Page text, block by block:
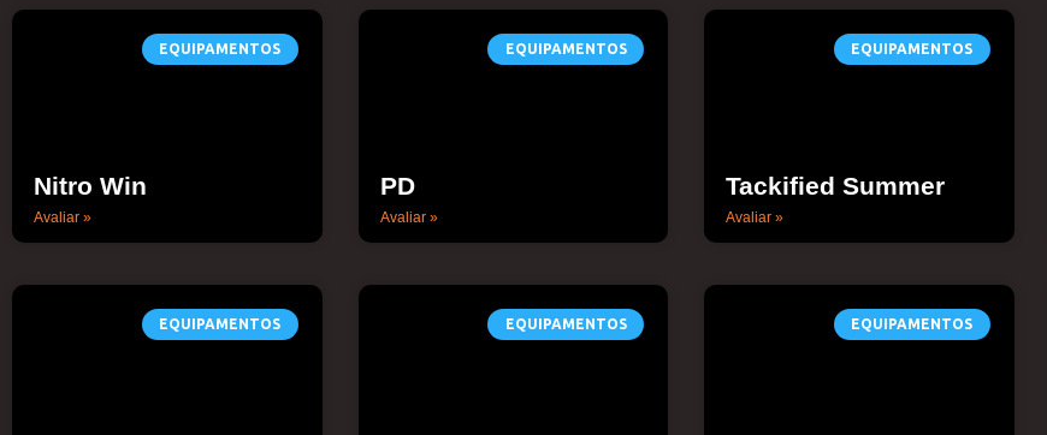
EQUIPAMENTOS
Nitro Win
Avaliar »
EQUIPAMENTOS
PD
Avaliar »
EQUIPAMENTOS
Tackified Summer
Avaliar »
EQUIPAMENTOS EQUIPAMENTOS EQUIPAMENTOS